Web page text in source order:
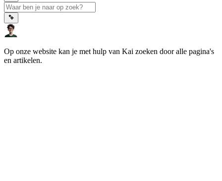
Op onze website kan je met hulp van Kai zoeken door alle pagina's
en artikelen.